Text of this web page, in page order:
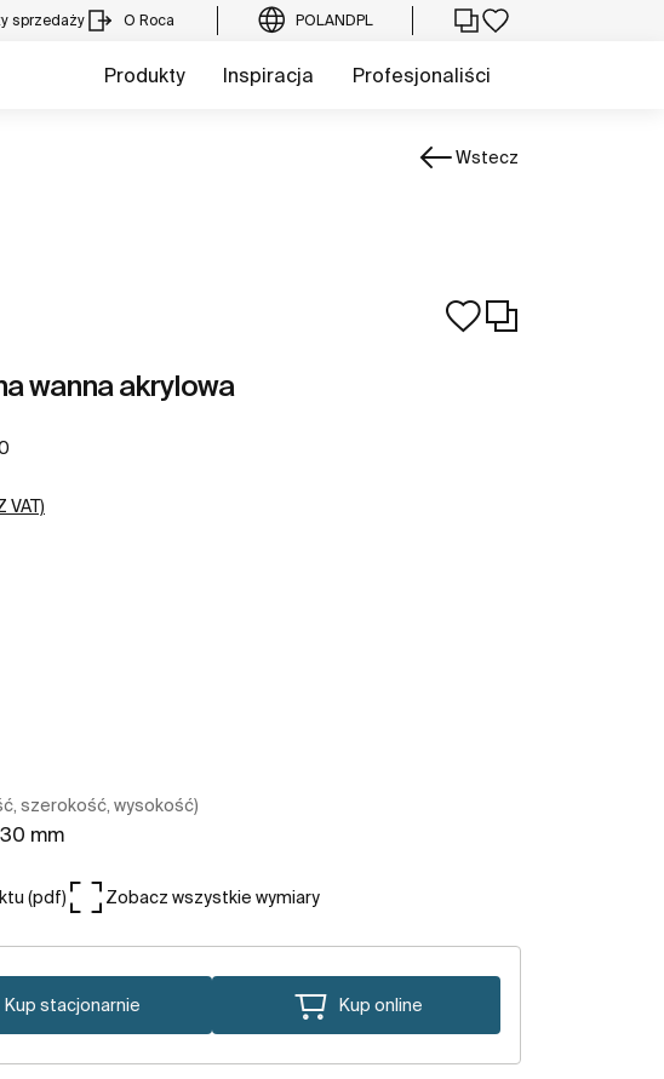
sprzedaży O Roca POLANDPL
Produkty Inspiracja Profesjonaliści
Wstecz
wanna akrylowa
VAT)
szerokość, wysokość)
mm
(pdf) Zobacz wszystkie wymiary
Kup stacjonarnie Kup online